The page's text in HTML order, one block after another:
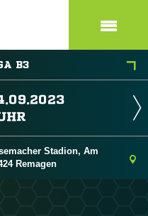
B3
Stadion, Am
Remagen